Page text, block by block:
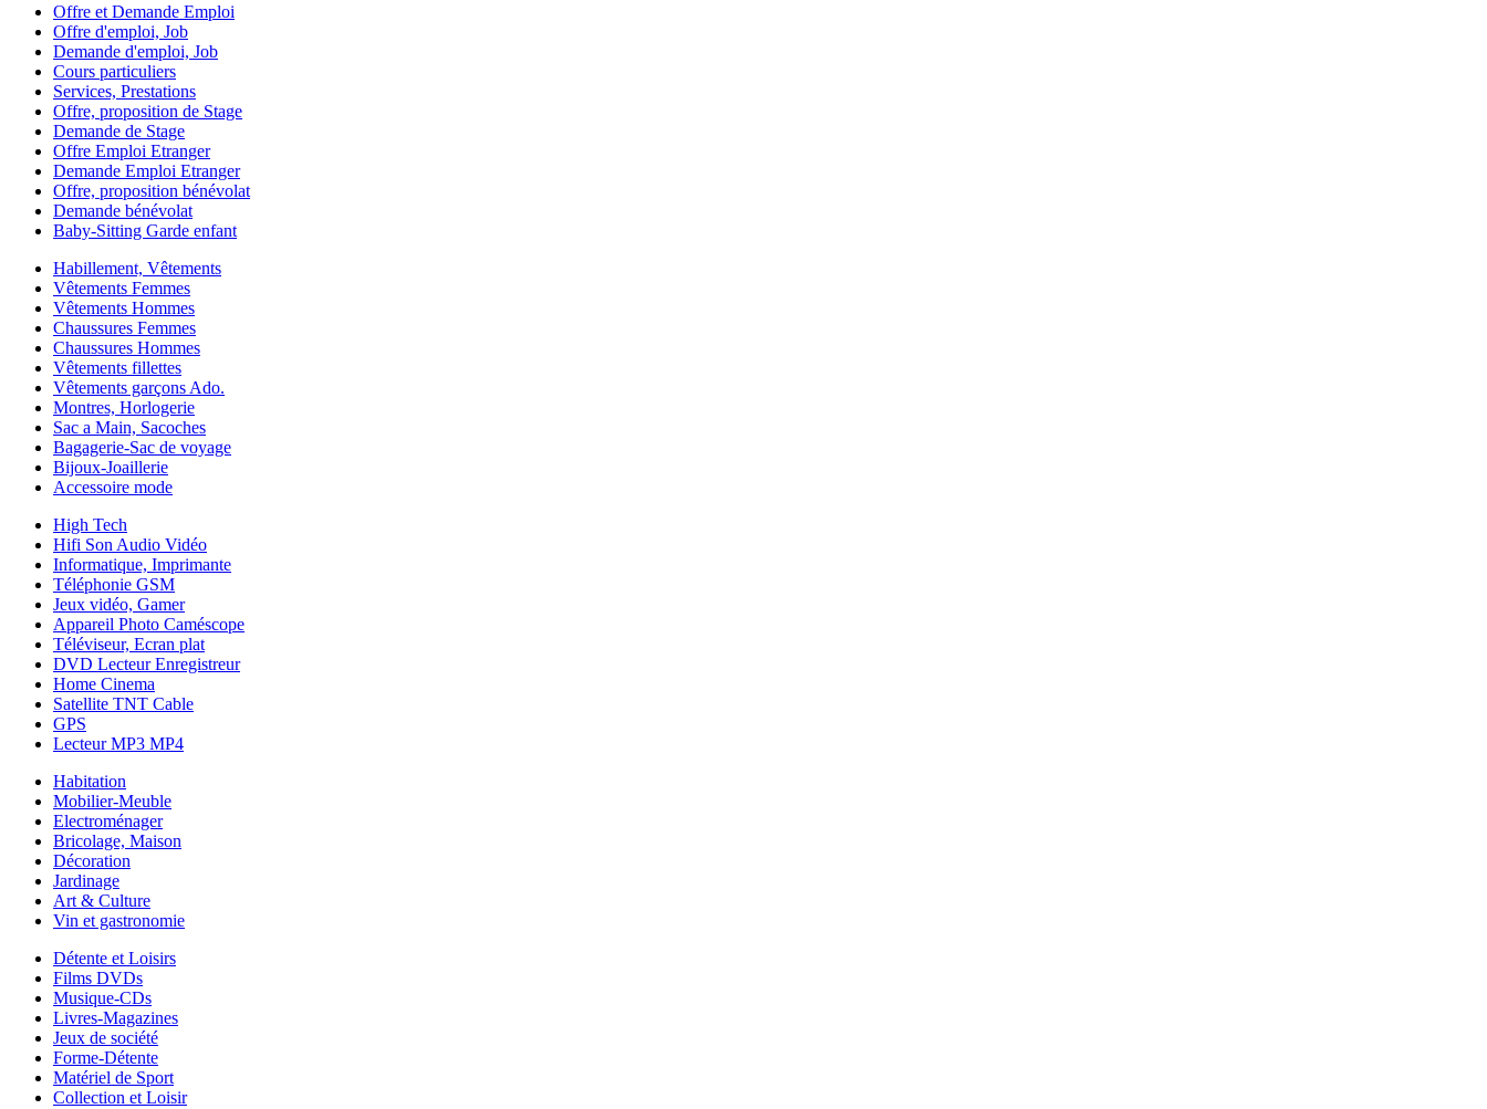
Offre et Demande Emploi
Offre d'emploi, Job
Demande d'emploi, Job
Cours particuliers
Services, Prestations
Offre, proposition de Stage
Demande de Stage
Offre Emploi Etranger
Demande Emploi Etranger
Offre, proposition bénévolat
Demande bénévolat
Baby-Sitting Garde enfant
Habillement, Vêtements
Vêtements Femmes
Vêtements Hommes
Chaussures Femmes
Chaussures Hommes
Vêtements fillettes
Vêtements garçons Ado.
Montres, Horlogerie
Sac a Main, Sacoches
Bagagerie-Sac de voyage
Bijoux-Joaillerie
Accessoire mode
High Tech
Hifi Son Audio Vidéo
Informatique, Imprimante
Téléphonie GSM
Jeux vidéo, Gamer
Appareil Photo Caméscope
Téléviseur, Ecran plat
DVD Lecteur Enregistreur
Home Cinema
Satellite TNT Cable
GPS
Lecteur MP3 MP4
Habitation
Mobilier-Meuble
Electroménager
Bricolage, Maison
Décoration
Jardinage
Art & Culture
Vin et gastronomie
Détente et Loisirs
Films DVDs
Musique-CDs
Livres-Magazines
Jeux de société
Forme-Détente
Matériel de Sport
Collection et Loisir